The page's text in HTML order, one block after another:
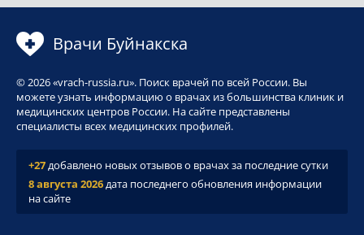
Врачи Буйнакска
© 2026 «vrach-russia.ru». Поиск врачей по всей России. Вы
можете узнать информацию о врачах из большинства клиник и
медицинских центров России. На сайте представлены
специалисты всех медицинских профилей.
+27добавлено новых отзывов о врачах за последние сутки
8 августа 2026дата последнего обновления информации
на сайте